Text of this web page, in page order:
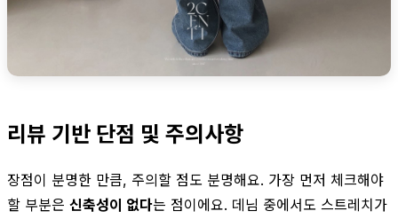
리뷰 기반 단점 및 주의사항
장점이 분명한 만큼, 주의할 점도 분명해요. 가장 먼저 체크해야
할 부분은 신축성이 없다는 점이에요. 데님 중에서도 스트레치가